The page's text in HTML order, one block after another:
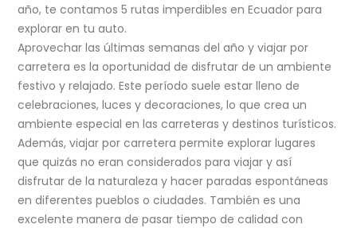
año, te contamos 5 rutas imperdibles en Ecuador para
explorar en tu auto.
Aprovechar las últimas semanas del año y viajar por
carretera es la oportunidad de disfrutar de un ambiente
festivo y relajado. Este período suele estar lleno de
celebraciones, luces y decoraciones, lo que crea un
ambiente especial en las carreteras y destinos turísticos.
Además, viajar por carretera permite explorar lugares
que quizás no eran considerados para viajar y así
disfrutar de la naturaleza y hacer paradas espontáneas
en diferentes pueblos o ciudades. También es una
excelente manera de pasar tiempo de calidad con